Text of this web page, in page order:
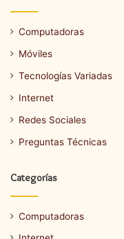
Computadoras
Móviles
Tecnologías Variadas
Internet
Redes Sociales
Preguntas Técnicas
Categorías
Computadoras